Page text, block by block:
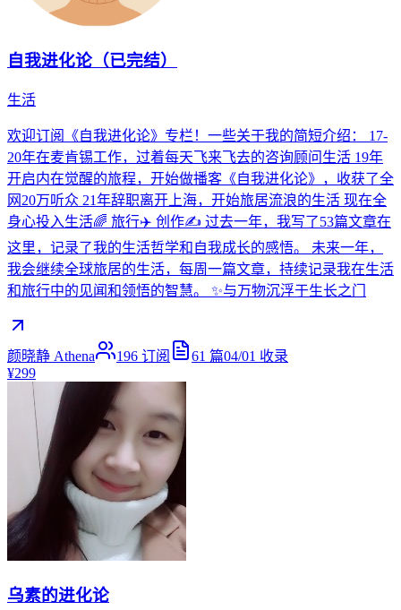
自我进化论（已完结）
生活
欢迎订阅《自我进化论》专栏！一些关于我的简短介绍： 17-
20年在麦肯锡工作，过着每天飞来飞去的咨询顾问生活 19年
开启内在觉醒的旅程，开始做播客《自我进化论》，收获了全
网20万听众 21年辞职离开上海，开始旅居流浪的生活 现在全
身心投入生活🌈 旅行✈️ 创作✍️ 过去一年，我写了53篇文章在
这里，记录了我的生活哲学和自我成长的感悟。 未来一年，
我会继续全球旅居的生活，每周一篇文章，持续记录我在生活
和旅行中的见闻和领悟的智慧。 ✨与万物沉浮于生长之门
颜晓静 Athena 196 订阅 61 篇04/01 收录
¥299
乌素的进化论